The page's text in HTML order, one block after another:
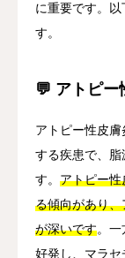
に重要です。
す。
💬 アトピー
アトピー性皮
する疾患で、脂
す。 アトピー性
る傾向があり
が深いです。一
好発し、マラ